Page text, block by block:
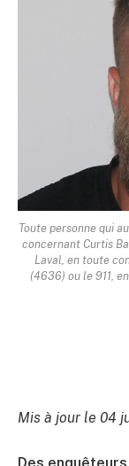
Toute personne qui
concernant Curtis
Laval, en toute
(4636) ou le 911,
Mis à jour le 04